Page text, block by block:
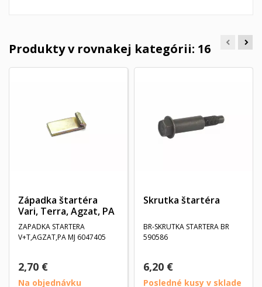
Produkty v rovnakej kategórii: 16
Západka štartéra
Vari, Terra, Agzat, PA
ZAPADKA STARTERA
V+T,AGZAT,PA MJ 6047405
2,70 €
Na objednávku
Skrutka štartéra
BR-SKRUTKA STARTERA BR
590586
6,20 €
Posledné kusy v sklade